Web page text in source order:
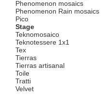
Phenomenon mosaics
Phenomenon Rain mosaics
Pico
Stage
Teknomosaico
Teknotessere 1x1
Tex
Tierras
Tierras artisanal
Toile
Tratti
Velvet